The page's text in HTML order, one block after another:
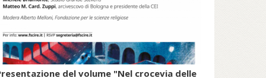
del volume "Nel crocevia delle